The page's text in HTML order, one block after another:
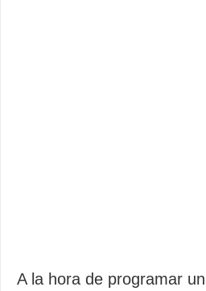
A la hora de programar